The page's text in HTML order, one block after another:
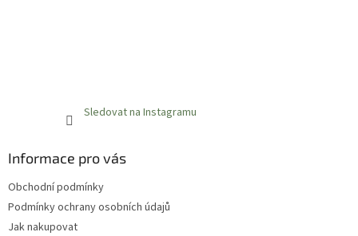
Sledovat na Instagramu
Informace pro vás
Obchodní podmínky
Podmínky ochrany osobních údajů
Jak nakupovat